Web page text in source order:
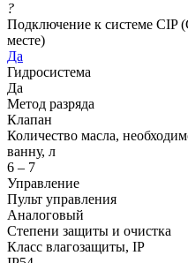
?
Подключение к системе CIP
месте)
Да
Гидросистема
Да
Метод разряда
Клапан
Количество масла,
ванну, л
6 – 7
Управление
Пульт управления
Аналоговый
Степени защиты и очистка
Класс влагозащиты, IP